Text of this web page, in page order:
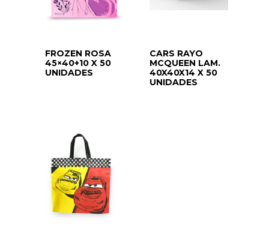
FROZEN ROSA
45×40+10 X 50
UNIDADES
CARS RAYO
MCQUEEN LAM.
40X40X14 X 50
UNIDADES